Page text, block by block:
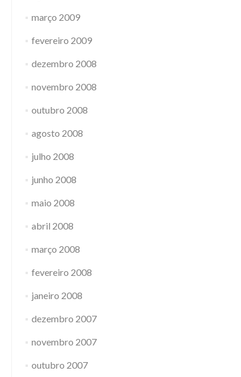
março 2009
fevereiro 2009
dezembro 2008
novembro 2008
outubro 2008
agosto 2008
julho 2008
junho 2008
maio 2008
abril 2008
março 2008
fevereiro 2008
janeiro 2008
dezembro 2007
novembro 2007
outubro 2007